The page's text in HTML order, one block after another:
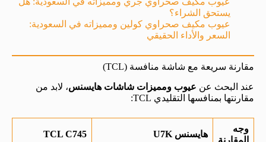
يستحق الشراء؟
عيوب مكيف صحراوي كولين ومميزاته في السعودية:
السعر والأداء الحقيقي
مقارنة سريعة مع شاشة منافسة (TCL)
عند البحث عن عيوب ومميزات شاشات هايسنس، لابد من
مقارنتها بمنافسها التقليدي TCL:
وجه
المقارنة
هايسنس U7K TCL C745